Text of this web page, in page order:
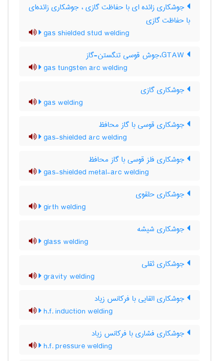
جوشکاری زائده ای با حفاظت گازی ، جوشکاری زائده‌ای
با حفاظت گازی
gas shielded stud welding
gas tungsten arc welding
جوشکاری گازی
gas welding
جوشکاری قوسی با گاز محافظ
gas-shielded arc welding
جوشکاری فلز قوسی با گاز محافظ
gas-shielded metal-arc welding
جوشکاری حلقوی
girth welding
جوشکاری شیشه
glass welding
جوشکاری ثقلی
gravity welding
جوشکاری القایی با فرکانس زیاد
h.f. induction welding
جوشکاری فشاری با فرکانس زیاد
h.f. pressure welding